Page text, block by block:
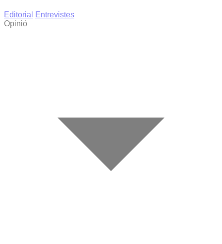
Editorial
Entrevistes
Opinió